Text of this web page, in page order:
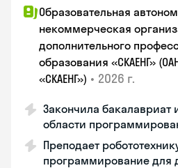
Образовательная
некоммерческая
дополнительного
образования «СКАЕНГ»
«СКАЕНГ») • 2026 г.
Закончила бакалавриат
области
Преподает
программирование для